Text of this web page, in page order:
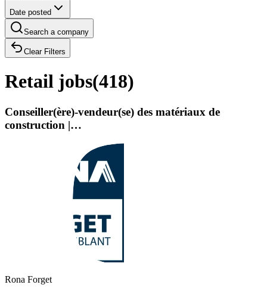
Date posted
Search a company
Clear Filters
Retail jobs(418)
Conseiller(ère)-vendeur(se) des matériaux de
construction |…
Rona Forget